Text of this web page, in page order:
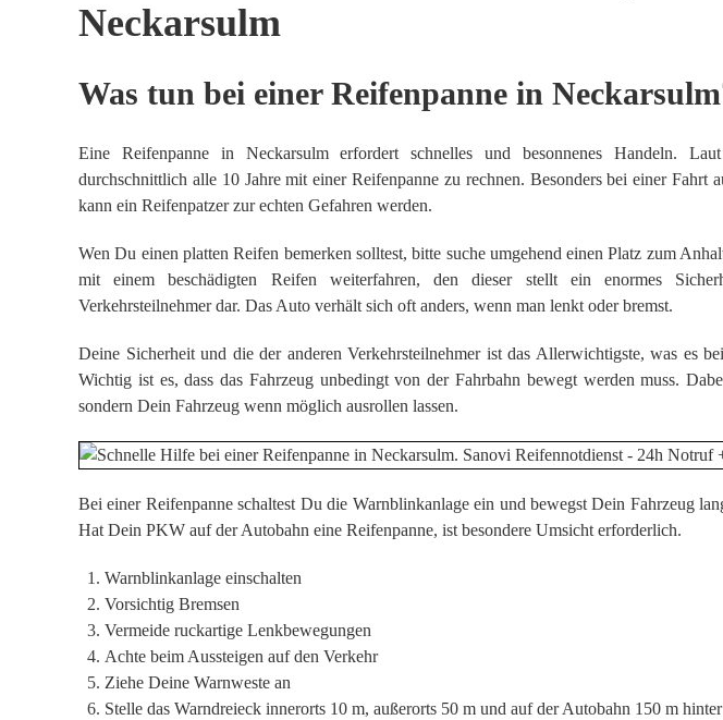
Neckarsulm
Was tun bei einer Reifenpanne in
Eine Reifenpanne in Neckarsulm erfordert schnelles und besonnenes Handeln.
durchschnittlich alle 10 Jahre mit einer Reifenpanne zu rechnen. Besonders bei einer Fahrt
kann ein Reifenpatzer zur echten Gefahren werden.
Wen Du einen platten Reifen bemerken solltest, bitte suche umgehend einen Platz zum
mit einem beschädigten Reifen weiterfahren, den dieser stellt ein enormes
Verkehrsteilnehmer dar. Das Auto verhält sich oft anders, wenn man lenkt oder bremst.
Deine Sicherheit und die der anderen Verkehrsteilnehmer ist das Allerwichtigste, was es
Wichtig ist es, dass das Fahrzeug unbedingt von der Fahrbahn bewegt werden muss.
sondern Dein Fahrzeug wenn möglich ausrollen lassen.
Bei einer Reifenpanne schaltest Du die Warnblinkanlage ein und bewegst Dein Fahrzeug
Hat Dein PKW auf der Autobahn eine Reifenpanne, ist besondere Umsicht erforderlich.
Warnblinkanlage einschalten
Vorsichtig Bremsen
Vermeide ruckartige Lenkbewegungen
Achte beim Aussteigen auf den Verkehr
Ziehe Deine Warnweste an
Stelle das Warndreieck innerorts 10 m, außerorts 50 m und auf der Autobahn 150 m